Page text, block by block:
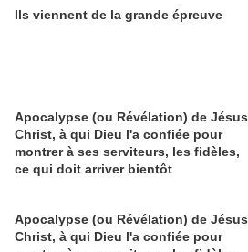
Ils viennent de la grande épreuve
Apocalypse (ou Révélation) de Jésus
Christ, à qui Dieu l'a confiée pour
montrer à ses serviteurs, les fidèles,
ce qui doit arriver bientôt
Apocalypse (ou Révélation) de Jésus
Christ, à qui Dieu l'a confiée pour